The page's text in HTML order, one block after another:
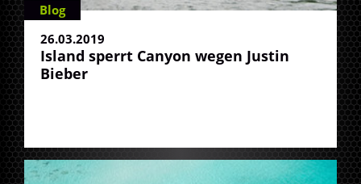
Blog
26.03.2019
Island sperrt Canyon wegen Justin
Bieber